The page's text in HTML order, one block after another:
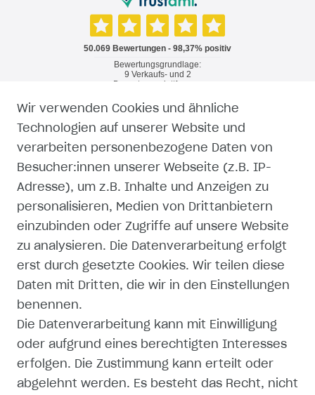
RECHTLICHES
WIDERRUFSRECHT
WIDERRUFSFORMULAR
IMPRESSUM
DATENSCHUTZERKLÄRUNG
AGB
ZAHLUNG UND VERSAND
Wir verwenden Cookies und ähnliche
Technologien auf unserer Website und
verarbeiten personenbezogene Daten von
Besucher:innen unserer Webseite (z.B. IP-
Adresse), um z.B. Inhalte und Anzeigen zu
personalisieren, Medien von Drittanbietern
einzubinden oder Zugriffe auf unsere Website
zu analysieren. Die Datenverarbeitung erfolgt
erst durch gesetzte Cookies. Wir teilen diese
Daten mit Dritten, die wir in den Einstellungen
benennen.
Die Datenverarbeitung kann mit Einwilligung
oder aufgrund eines berechtigten Interesses
erfolgen. Die Zustimmung kann erteilt oder
abgelehnt werden. Es besteht das Recht, nicht